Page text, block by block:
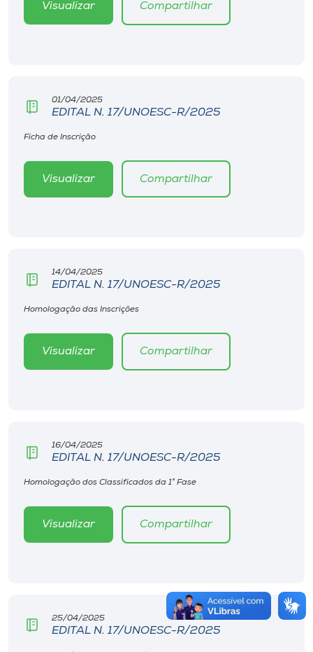
o idioma
Visualizar Compartilhar
01/04/2025
EDITAL N. 17/UNOESC-R/2025
Ficha de Inscrição
Visualizar Compartilhar
14/04/2025
EDITAL N. 17/UNOESC-R/2025
Homologação das Inscrições
Visualizar Compartilhar
16/04/2025
EDITAL N. 17/UNOESC-R/2025
Homologação dos Classificados da 1° Fase
Visualizar Compartilhar
25/04/2025
EDITAL N. 17/UNOESC-R/2025